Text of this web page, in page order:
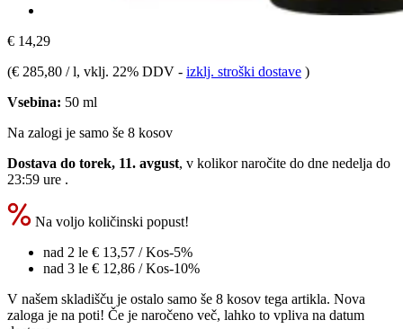
€ 14,29
(€ 285,80 / l, vklj. 22% DDV - izklj. stroški dostave )
Vsebina: 50 ml
Na zalogi je samo še 8 kosov
Dostava do torek, 11. avgust, v kolikor naročite do dne nedelja do
23:59 ure .
Na voljo količinski popust!
nad 2 le € 13,57 / Kos-5%
nad 3 le € 12,86 / Kos-10%
V našem skladišču je ostalo samo še 8 kosov tega artikla. Nova
zaloga je na poti! Če je naročeno več, lahko to vpliva na datum